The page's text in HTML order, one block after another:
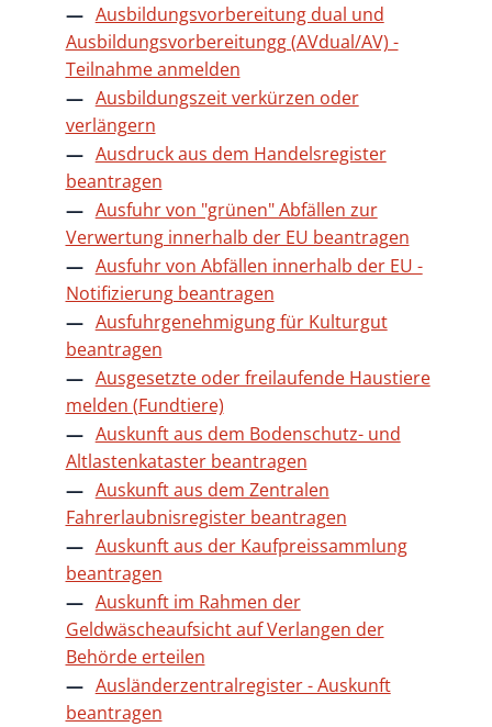
Ausbildungsvorbereitung dual und
Ausbildungsvorbereitungg (AVdual/AV) -
Teilnahme anmelden
Ausbildungszeit verkürzen oder
verlängern
Ausdruck aus dem Handelsregister
beantragen
Ausfuhr von "grünen" Abfällen zur
Verwertung innerhalb der EU beantragen
Ausfuhr von Abfällen innerhalb der EU -
Notifizierung beantragen
Ausfuhrgenehmigung für Kulturgut
beantragen
Ausgesetzte oder freilaufende Haustiere
melden (Fundtiere)
Auskunft aus dem Bodenschutz- und
Altlastenkataster beantragen
Auskunft aus dem Zentralen
Fahrerlaubnisregister beantragen
Auskunft aus der Kaufpreissammlung
beantragen
Auskunft im Rahmen der
Geldwäscheaufsicht auf Verlangen der
Behörde erteilen
Ausländerzentralregister - Auskunft
beantragen